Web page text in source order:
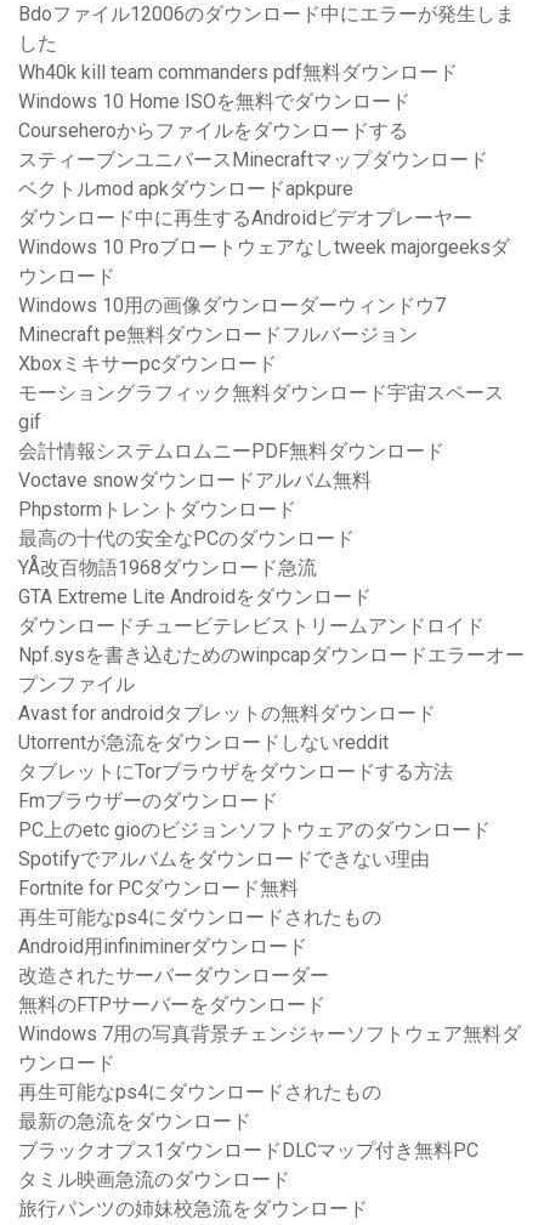
Bdoファイル12006のダウンロード中にエラーが発生しま
した
Wh40k kill team commanders pdf無料ダウンロード
Windows 10 Home ISOを無料でダウンロード
Courseheroからファイルをダウンロードする
スティーブンユニバースMinecraftマップダウンロード
ベクトルmod apkダウンロードapkpure
ダウンロード中に再生するAndroidビデオプレーヤー
Windows 10 Proブロートウェアなしtweek majorgeeksダ
ウンロード
Windows 10用の画像ダウンローダーウィンドウ7
Minecraft pe無料ダウンロードフルバージョン
Xboxミキサーpcダウンロード
モーショングラフィック無料ダウンロード宇宙スペース
gif
会計情報システムロムニーPDF無料ダウンロード
Voctave snowダウンロードアルバム無料
Phpstormトレントダウンロード
最高の十代の安全なPCのダウンロード
YÅ改百物語1968ダウンロード急流
GTA Extreme Lite Androidをダウンロード
ダウンロードチュービテレビストリームアンドロイド
Npf.sysを書き込むためのwinpcapダウンロードエラーオー
プンファイル
Avast for androidタブレットの無料ダウンロード
Utorrentが急流をダウンロードしないreddit
タブレットにTorブラウザをダウンロードする方法
Fmブラウザーのダウンロード
PC上のetc gioのビジョンソフトウェアのダウンロード
Spotifyでアルバムをダウンロードできない理由
Fortnite for PCダウンロード無料
再生可能なps4にダウンロードされたもの
Android用infiniminerダウンロード
改造されたサーバーダウンローダー
無料のFTPサーバーをダウンロード
Windows 7用の写真背景チェンジャーソフトウェア無料ダ
ウンロード
再生可能なps4にダウンロードされたもの
最新の急流をダウンロード
ブラックオプス1ダウンロードDLCマップ付き無料PC
タミル映画急流のダウンロード
旅行パンツの姉妹校急流をダウンロード